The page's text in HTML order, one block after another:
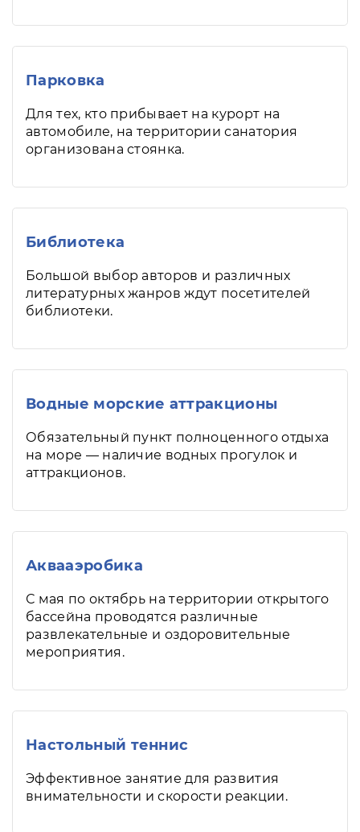
Парковка
Для тех, кто прибывает на курорт на
автомобиле, на территории санатория
организована стоянка.
Библиотека
Большой выбор авторов и различных
литературных жанров ждут посетителей
библиотеки.
Водные морские аттракционы
Обязательный пункт полноценного отдыха
на море — наличие водных прогулок и
аттракционов.
Аквааэробика
С мая по октябрь на территории открытого
бассейна проводятся различные
развлекательные и оздоровительные
мероприятия.
Настольный теннис
Эффективное занятие для развития
внимательности и скорости реакции.